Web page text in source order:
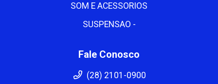
SOM E ACESSORIOS
SUSPENSAO -
Fale Conosco
(28) 2101-0900